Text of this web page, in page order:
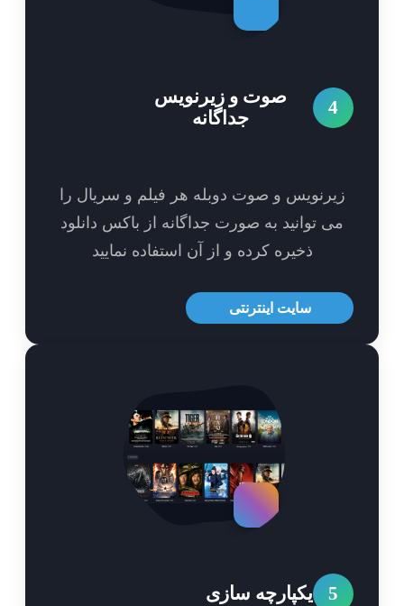
صوت و زیرنویس
جداگانه
و صوت دوبله هر فیلم و سریال را
توانید به صورت جداگانه از باکس دانلود
ذخیره کرده و از آن استفاده نمایید
سایت اینترنتی
یکپارچه سازی